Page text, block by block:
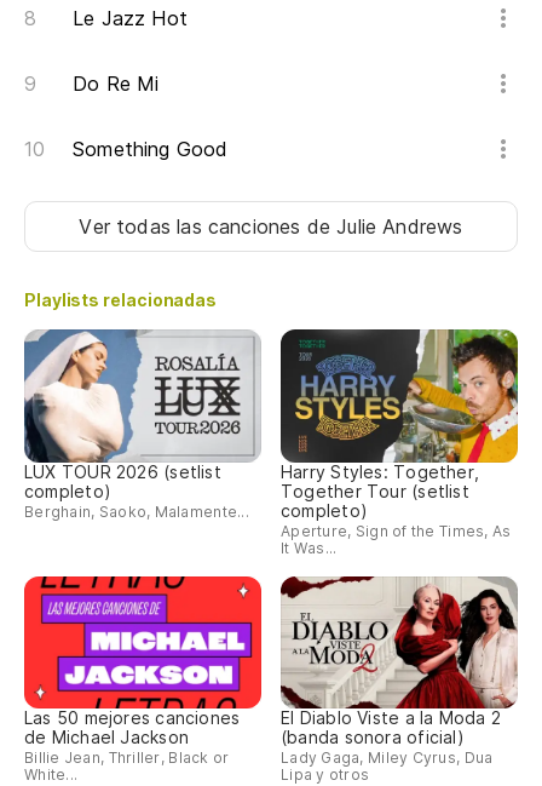
Le Jazz Hot
Do Re Mi
Something Good
Ver todas las canciones de Julie Andrews
Playlists relacionadas
LUX TOUR 2026 (setlist
completo)
Berghain, Saoko, Malamente...
Harry Styles: Together,
Together Tour (setlist
completo)
Aperture, Sign of the Times, As
It Was...
Las 50 mejores canciones
de Michael Jackson
Billie Jean, Thriller, Black or
White...
El Diablo Viste a la Moda 2
(banda sonora oficial)
Lady Gaga, Miley Cyrus, Dua
Lipa y otros